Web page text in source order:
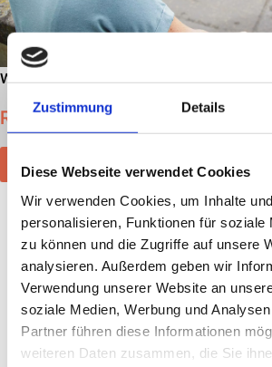
Zustimmung Details
Diese Webseite verwendet Cookies
Wir verwenden Cookies, um Inhalte
personalisieren, Funktionen für soziale
zu können und die Zugriffe auf unsere
analysieren. Außerdem geben wir
Verwendung unserer Website an
soziale Medien, Werbung und
Partner führen diese Informationen
weiteren Daten zusammen, die Sie
Wieder gut im Leben.
Reha bei Angststörungen
Wunsch- und Wahlrecht Kontakt
Startseite»Behandlungsgebiete»
Angststörung
Behandlung in unserer Reha-Fachklinik für
In unserer psychosomatischen
Patienten mit Angsterkrankungen
bewährten und wissenschaftlich